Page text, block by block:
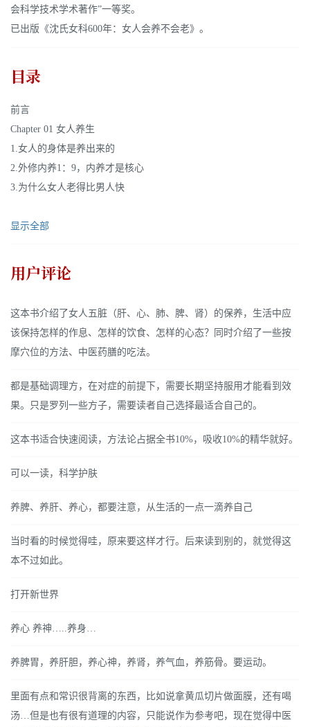
会科学技术学术著作”一等奖。
已出版《沈氏女科600年：女人会养不会老》。
目录
前言
Chapter 01 女人养生
1.女人的身体是养出来的
2.外修内养1：9，内养才是核心
3.为什么女人老得比男人快
显示全部
用户评论
这本书介绍了女人五脏（肝、心、肺、脾、肾）的保养，生活中应
该保持怎样的作息、怎样的饮食、怎样的心态？同时介绍了一些按
摩穴位的方法、中医药膳的吃法。
都是基础调理方，在对症的前提下，需要长期坚持服用才能看到效
果。只是罗列一些方子，需要读者自己选择最适合自己的。
这本书适合快速阅读，方法论占据全书10%，吸收10%的精华就好。
可以一读，科学护肤
养脾、养肝、养心，都要注意，从生活的一点一滴养自己
当时看的时候觉得哇，原来要这样才行。后来读到别的，就觉得这
本不过如此。
打开新世界
养心 养神…..养身…
养脾胃，养肝胆，养心神，养肾，养气血，养筋骨。要运动。
里面有点和常识很背离的东西，比如说拿黄瓜切片做面膜，还有喝
汤…但是也有很有道理的内容，只能说作为参考吧，现在觉得中医